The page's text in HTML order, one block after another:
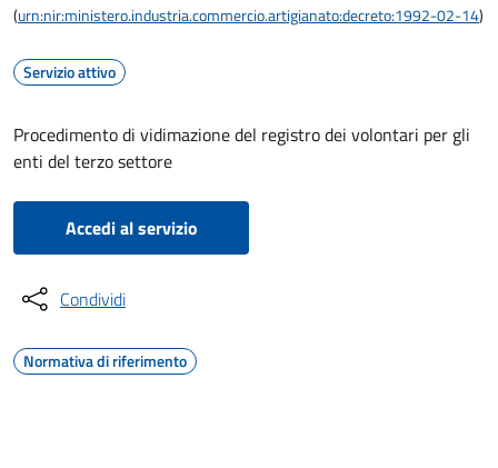
(urn:nir:ministero.industria.commercio.artigianato:decreto:1992-02-14)
Servizio attivo
Procedimento di vidimazione del registro dei volontari per gli
enti del terzo settore
Accedi al servizio
Condividi
Normativa di riferimento